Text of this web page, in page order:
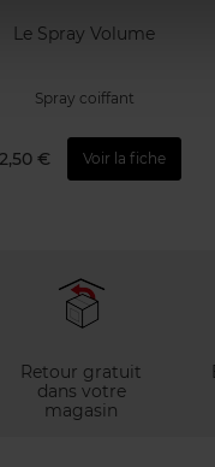
Le Spray Volume
Spray coiffant
€ Voir la fiche
Retour gratuit
dans votre
magasin